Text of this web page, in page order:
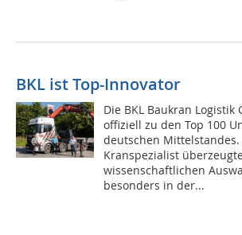
BKL ist Top-Innovator
Die BKL Baukran Logistik
offiziell zu den Top 100
deutschen Mittelstandes.
Kranspezialist
wissenschaftlichen
besonders in der...